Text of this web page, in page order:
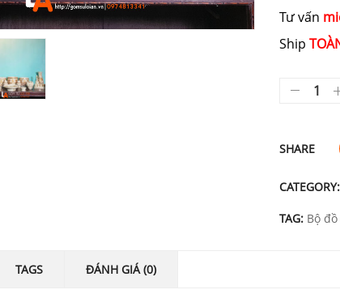
Tư vấn
Ship
SHARE
CATEGORY:
TAG: Bộ
TAGS ĐÁNH GIÁ (0)